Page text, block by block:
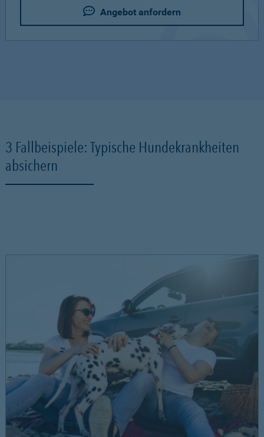
Angebot anfordern
3 Fallbeispiele: Typische Hundekrankheiten
absichern